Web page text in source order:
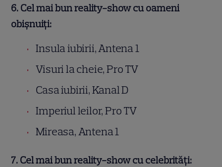
6. Cel mai bun reality-show cu oameni
obișnuiți:
Insula iubirii, Antena 1
Visuri la cheie, Pro TV
Casa iubirii, Kanal D
Imperiul leilor, Pro TV
Mireasa, Antena 1
7. Cel mai bun reality-show cu celebrități: